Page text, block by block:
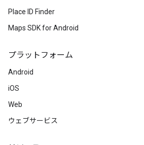
Place ID Finder
Maps SDK for Android
プラットフォーム
Android
iOS
Web
ウェブサービス